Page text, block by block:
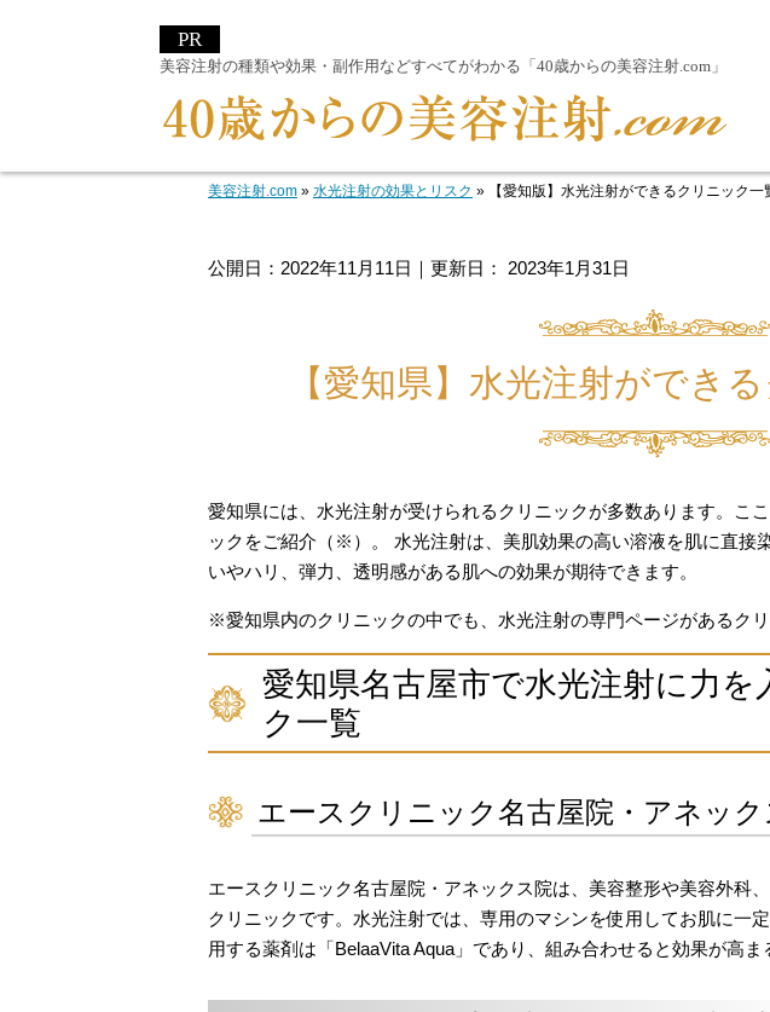
美容注射の種類や効果・副作用などすべてがわかる「40歳からの美容注射.com」
美容注射.com » 水光注射の効果とリスク » 【愛知版】水光注射ができるクリニック一
公開日： 2022年11月11日 ｜更新日： 2023年1月31日
【愛知県】水光注射ができ
愛知県には、水光注射が受けられるクリニックが多数あります。こ
ックをご紹介（※）。 水光注射は、美肌効果の高い溶液を肌に直接
いやハリ、弾力、透明感がある肌への効果が期待できます。
※愛知県内のクリニックの中でも、水光注射の専門ページがあるクリ
愛知県名古屋市で水光注射に力を
ク一覧
エースクリニック名古屋院・アネック
エースクリニック名古屋院・アネックス院は、美容整形や美容外科
クリニックです。水光注射では、専用のマシンを使用してお肌に一
用する薬剤は「BelaaVita Aqua」であり、組み合わせると効果が高ま